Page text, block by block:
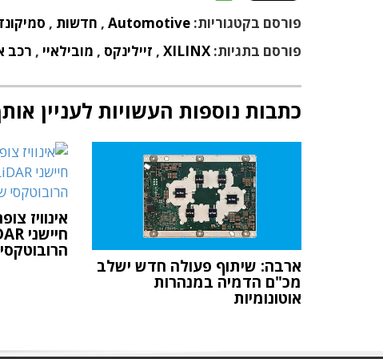
פורסם בקטגוריות: Automotive
, חדשות ,
פורסם בתגיות:XILINX
, זיילינקס , מובילאיי , רכב
כתבות נוספות העשויות לעניין
ארבה: שיתוף פעולה חדש ישלב
מכ"ם הדמיה במנהרות
אוטונומיות